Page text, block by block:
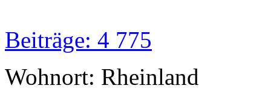
Beiträge: 4 775
Wohnort: Rheinland